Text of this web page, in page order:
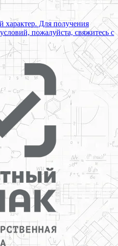
характер. Для получения
пожалуйста, свяжитесь с